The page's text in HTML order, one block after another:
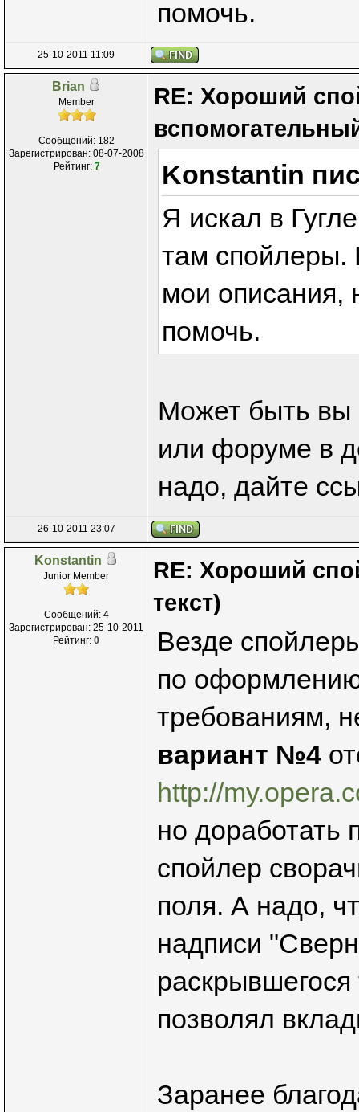
помочь.
25-10-2011 11:09
Brian
Member
Сообщений: 182
Зарегистрирован: 08-07-2008
Рейтинг: 7
RE: Хороший
Konstantin
Я искал в
там спойлеры.
мои описания,
помочь.
Может быть вы
или форуме в
надо, дайте
26-10-2011 23:07
Konstantin
Junior Member
Сообщений: 4
Зарегистрирован: 25-10-2011
Рейтинг: 0
RE: Хороший
текст)
Везде
по
требованиям,
вариант №4
http://
но доработать
спойлер
поля. А надо,
надписи
позволял
Заранее